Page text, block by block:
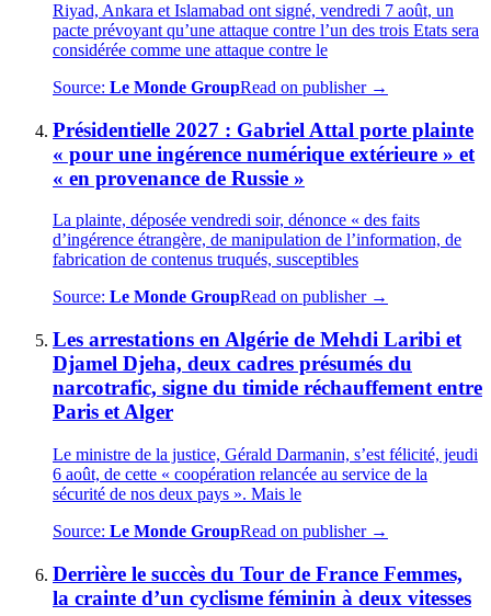
Riyad, Ankara et Islamabad ont signé, vendredi 7 août, un
pacte prévoyant qu’une attaque contre l’un des trois Etats sera
considérée comme une attaque contre le
Source: Le Monde GroupRead on publisher →
Présidentielle 2027 : Gabriel Attal porte plainte
« pour une ingérence numérique extérieure » et
« en provenance de Russie »
La plainte, déposée vendredi soir, dénonce « des faits
d’ingérence étrangère, de manipulation de l’information, de
fabrication de contenus truqués, susceptibles
Source: Le Monde GroupRead on publisher →
Les arrestations en Algérie de Mehdi Laribi et
Djamel Djeha, deux cadres présumés du
narcotrafic, signe du timide réchauffement entre
Paris et Alger
Le ministre de la justice, Gérald Darmanin, s’est félicité, jeudi
6 août, de cette « coopération relancée au service de la
sécurité de nos deux pays ». Mais le
Source: Le Monde GroupRead on publisher →
Derrière le succès du Tour de France Femmes,
la crainte d’un cyclisme féminin à deux vitesses